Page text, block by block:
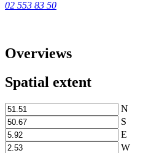
02 553 83 50
Overviews
Spatial extent
N
S
E
W